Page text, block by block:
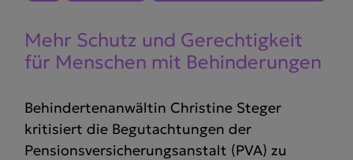
Mehr Schutz und Gerech­tigkeit
für Menschen mit Behin­de­rungen
Behindertenanwältin Christine Steger
kritisiert die Begutachtungen der
Pensionsversicherungsanstalt (PVA) zu